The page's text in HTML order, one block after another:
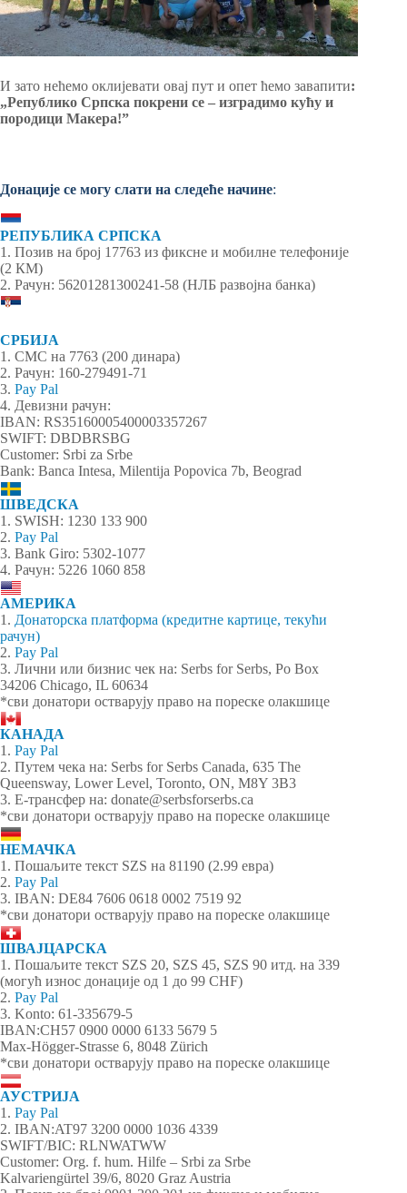
И зато нећемо оклијевати овај пут и опет ћемо завапити:
„Републико Српска покрени се – изградимо кућу и
породици Макера!”
Донације се могу слати на следеће начине:
РЕПУБЛИКА СРПСКА
1. Позив на број 17763 из фиксне и мобилне телефоније
(2 КМ)
2. Рачун: 56201281300241-58 (НЛБ развојна банка)
СРБИЈА
1. СМС на 7763 (200 динара)
2. Рачун: 160-279491-71
3. Pay Pal
4. Девизни рачун:
IBAN: RS35160005400003357267
SWIFT: DBDBRSBG
Customer: Srbi za Srbe
Bank: Banca Intesa, Milentija Popovica 7b, Beograd
ШВЕДСКА
1. SWISH: 1230 133 900
2. Pay Pal
3. Bank Giro: 5302-1077
4. Рачун: 5226 1060 858
АМЕРИКА
1. Донаторска платформа (кредитне картице, текући
рачун)
2. Pay Pal
3. Лични или бизнис чек на: Serbs for Serbs, Po Box
34206 Chicago, IL 60634
*сви донатори остварују право на пореске олакшице
КАНАДА
1. Pay Pal
2. Путем чека на: Serbs for Serbs Canada, 635 The
Queensway, Lower Level, Toronto, ON, M8Y 3B3
3. Е-трансфер на: donate@serbsforserbs.ca
*сви донатори остварују право на пореске олакшице
НЕМАЧКА
1. Пошаљите текст SZS на 81190 (2.99 евра)
2. Pay Pal
3. IBAN: DE84 7606 0618 0002 7519 92
*сви донатори остварују право на пореске олакшице
ШВАЈЦАРСКА
1. Пошаљите текст SZS 20, SZS 45, SZS 90 итд. на 339
(могућ износ донације од 1 до 99 CHF)
2. Pay Pal
3. Konto: 61-335679-5
IBAN:CH57 0900 0000 6133 5679 5
Max-Högger-Strasse 6, 8048 Zürich
*сви донатори остварују право на пореске олакшице
АУСТРИЈА
1. Pay Pal
2. IBAN:AT97 3200 0000 1036 4339
SWIFT/BIC: RLNWATWW
Customer: Org. f. hum. Hilfe – Srbi za Srbe
Kalvariengürtel 39/6, 8020 Graz Austria